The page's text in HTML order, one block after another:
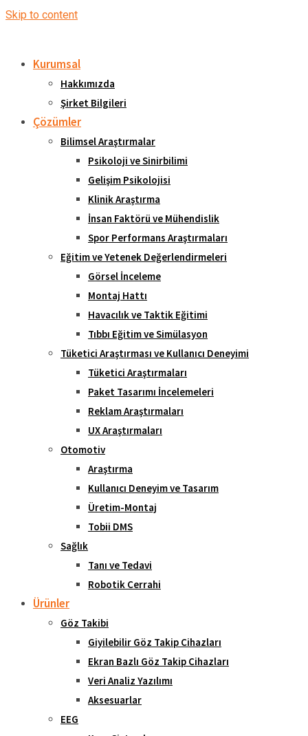
Skip to content
Kurumsal
Hakkımızda
Şirket Bilgileri
Çözümler
Bilimsel Araştırmalar
Psikoloji ve Sinirbilimi
Gelişim Psikolojisi
Klinik Araştırma
İnsan Faktörü ve Mühendislik
Spor Performans Araştırmaları
Eğitim ve Yetenek Değerlendirmeleri
Görsel İnceleme
Montaj Hattı
Havacılık ve Taktik Eğitimi
Tıbbı Eğitim ve Simülasyon
Tüketici Araştırması ve Kullanıcı Deneyimi
Tüketici Araştırmaları
Paket Tasarımı İncelemeleri
Reklam Araştırmaları
UX Araştırmaları
Otomotiv
Araştırma
Kullanıcı Deneyim ve Tasarım
Üretim-Montaj
Tobii DMS
Sağlık
Tanı ve Tedavi
Robotik Cerrahi
Ürünler
Göz Takibi
Giyilebilir Göz Takip Cihazları
Ekran Bazlı Göz Takip Cihazları
Veri Analiz Yazılımı
Aksesuarlar
EEG